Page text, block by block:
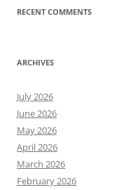
RECENT COMMENTS
ARCHIVES
July 2026
June 2026
May 2026
April 2026
March 2026
February 2026